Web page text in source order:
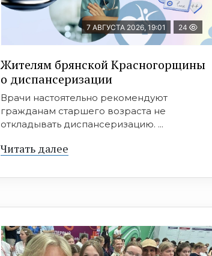
7 АВГУСТА 2026, 19:01 24
Жителям брянской Красногорщины
о диспансеризации
Врачи настоятельно рекомендуют
гражданам старшего возраста не
откладывать диспансеризацию. ...
Читать далее